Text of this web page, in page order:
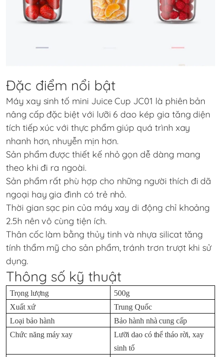
Đặc điểm nổi bật
Máy xay sinh tố mini Juice Cup JC01 là phiên bản
nâng cấp đặc biệt với lưỡi 6 dao kép gia tăng diện
tích tiếp xúc với thực phẩm giúp quá trình xay
nhanh hơn, nhuyễn mịn hơn.
Sản phẩm được thiết kế nhỏ gọn dễ dàng mang
theo khi đi ra ngoài.
Sản phẩm rất phù hợp cho những người thích đi dã
ngoại hay gia đình có trẻ nhỏ.
Thời gian sạc pin của máy xay di động chỉ khoảng
2.5h nên vô cùng tiện ích.
Thân cốc làm bằng thủy tinh và nhựa silicat tăng
tính thẩm mỹ cho sản phẩm, tránh trơn trượt khi sử
dụng.
Thông số kỹ thuật
Trọng lượng
500g
Xuất xứ
Trung Quốc
Loại bảo hành
Bảo hành nhà cung cấp
Chức năng máy xay
Lưỡi dao có thể tháo rời, xay
sinh tố